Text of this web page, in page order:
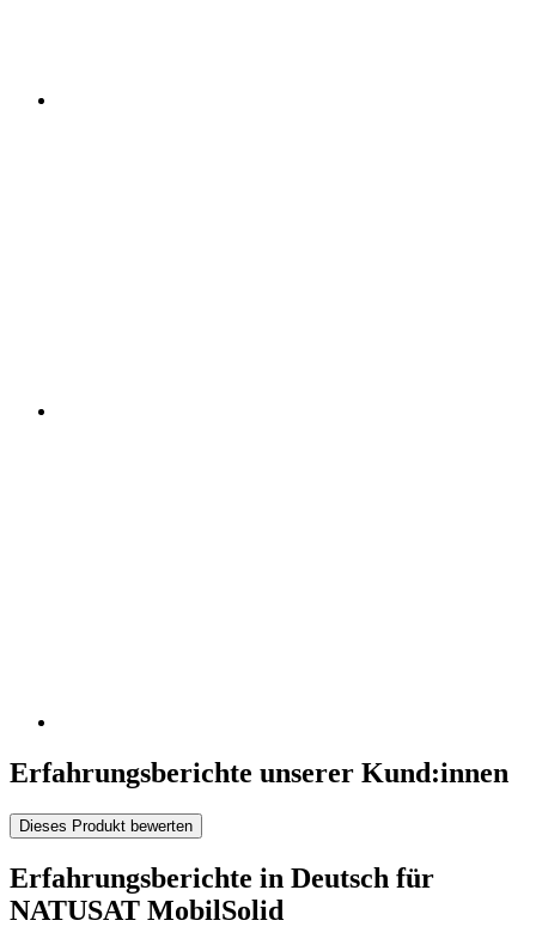
Erfahrungsberichte unserer Kund:innen
Dieses Produkt bewerten
Erfahrungsberichte in Deutsch für
NATUSAT MobilSolid